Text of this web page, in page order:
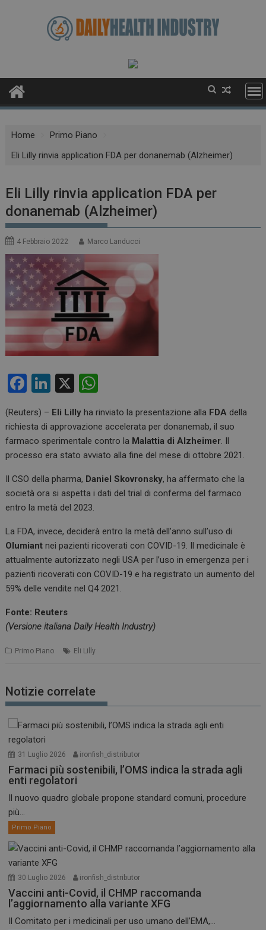
Home
Primo Piano
Eli Lilly rinvia application FDA per donanemab (Alzheimer)
Eli Lilly rinvia application FDA per
donanemab (Alzheimer)
4 Febbraio 2022 Marco Landucci
F
ce
b
o
o
k
Li
ke
dI
n
X
at
s
A
p
p
(Reuters) – Eli Lilly ha rinviato la presentazione alla FDA della
richiesta di approvazione accelerata per donanemab, il suo
farmaco sperimentale contro la Malattia di Alzheimer. Il
processo era stato avviato alla fine del mese di ottobre 2021.
Il CSO della pharma, Daniel Skovronsky, ha affermato che la
società ora si aspetta i dati del trial di conferma del farmaco
entro la metà del 2023.
La FDA, invece, deciderà entro la metà dell’anno sull’uso di
Olumiant nei pazienti ricoverati con COVID-19. Il medicinale è
attualmente autorizzato negli USA per l’uso in emergenza per i
pazienti ricoverati con COVID-19 e ha registrato un aumento del
59% delle vendite nel Q4 2021.
Fonte: Reuters
(Versione italiana Daily Health Industry)
Primo Piano Eli Lilly
Notizie correlate
31 Luglio 2026 ironfish_distributor
Farmaci più sostenibili, l’OMS indica la strada agli
enti regolatori
Il nuovo quadro globale propone standard comuni, procedure
più...
Primo Piano
30 Luglio 2026 ironfish_distributor
Vaccini anti-Covid, il CHMP raccomanda
l’aggiornamento alla variante XFG
Il Comitato per i medicinali per uso umano dell’EMA,...